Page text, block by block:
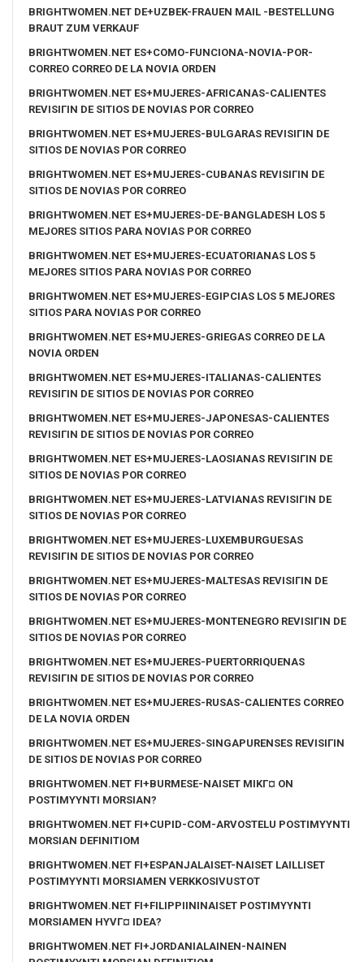
BRIGHTWOMEN.NET DE+UZBEK-FRAUEN MAIL -BESTELLUNG
BRAUT ZUM VERKAUF
BRIGHTWOMEN.NET ES+COMO-FUNCIONA-NOVIA-POR-
CORREO CORREO DE LA NOVIA ORDEN
BRIGHTWOMEN.NET ES+MUJERES-AFRICANAS-CALIENTES
REVISIГІN DE SITIOS DE NOVIAS POR CORREO
BRIGHTWOMEN.NET ES+MUJERES-BULGARAS REVISIГІN DE
SITIOS DE NOVIAS POR CORREO
BRIGHTWOMEN.NET ES+MUJERES-CUBANAS REVISIГІN DE
SITIOS DE NOVIAS POR CORREO
BRIGHTWOMEN.NET ES+MUJERES-DE-BANGLADESH LOS 5
MEJORES SITIOS PARA NOVIAS POR CORREO
BRIGHTWOMEN.NET ES+MUJERES-ECUATORIANAS LOS 5
MEJORES SITIOS PARA NOVIAS POR CORREO
BRIGHTWOMEN.NET ES+MUJERES-EGIPCIAS LOS 5 MEJORES
SITIOS PARA NOVIAS POR CORREO
BRIGHTWOMEN.NET ES+MUJERES-GRIEGAS CORREO DE LA
NOVIA ORDEN
BRIGHTWOMEN.NET ES+MUJERES-ITALIANAS-CALIENTES
REVISIГІN DE SITIOS DE NOVIAS POR CORREO
BRIGHTWOMEN.NET ES+MUJERES-JAPONESAS-CALIENTES
REVISIГІN DE SITIOS DE NOVIAS POR CORREO
BRIGHTWOMEN.NET ES+MUJERES-LAOSIANAS REVISIГІN DE
SITIOS DE NOVIAS POR CORREO
BRIGHTWOMEN.NET ES+MUJERES-LATVIANAS REVISIГІN DE
SITIOS DE NOVIAS POR CORREO
BRIGHTWOMEN.NET ES+MUJERES-LUXEMBURGUESAS
REVISIГІN DE SITIOS DE NOVIAS POR CORREO
BRIGHTWOMEN.NET ES+MUJERES-MALTESAS REVISIГІN DE
SITIOS DE NOVIAS POR CORREO
BRIGHTWOMEN.NET ES+MUJERES-MONTENEGRO REVISIГІN DE
SITIOS DE NOVIAS POR CORREO
BRIGHTWOMEN.NET ES+MUJERES-PUERTORRIQUENAS
REVISIГІN DE SITIOS DE NOVIAS POR CORREO
BRIGHTWOMEN.NET ES+MUJERES-RUSAS-CALIENTES CORREO
DE LA NOVIA ORDEN
BRIGHTWOMEN.NET ES+MUJERES-SINGAPURENSES REVISIГІN
DE SITIOS DE NOVIAS POR CORREO
BRIGHTWOMEN.NET FI+BURMESE-NAISET MIKГ¤ ON
POSTIMYYNTI MORSIAN?
BRIGHTWOMEN.NET FI+CUPID-COM-ARVOSTELU POSTIMYYNTI
MORSIAN DEFINITIOM
BRIGHTWOMEN.NET FI+ESPANJALAISET-NAISET LAILLISET
POSTIMYYNTI MORSIAMEN VERKKOSIVUSTOT
BRIGHTWOMEN.NET FI+FILIPPIININAISET POSTIMYYNTI
MORSIAMEN HYVГ¤ IDEA?
BRIGHTWOMEN.NET FI+JORDANIALAINEN-NAINEN